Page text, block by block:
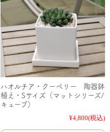
ハオルチア・クーペリー 陶器鉢
植え・Sサイズ（マットシリーズ/
キューブ）
¥4,800(税込)